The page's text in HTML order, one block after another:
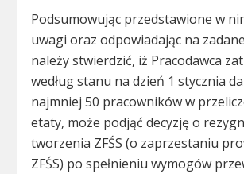
Podsumowując przedstawione w
uwagi oraz odpowiadając na
należy stwierdzić, iż Pracodawca
według stanu na dzień 1 stycznia
najmniej 50 pracowników w
etaty, może podjąć decyzję o
tworzenia ZFŚS (o zaprzestaniu
ZFŚS) po spełnieniu wymogów